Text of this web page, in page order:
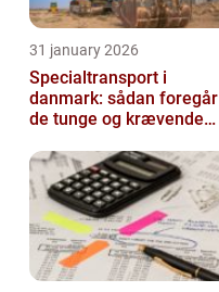
31 january 2026
Specialtransport i
danmark: sådan foregår
de tunge og krævende